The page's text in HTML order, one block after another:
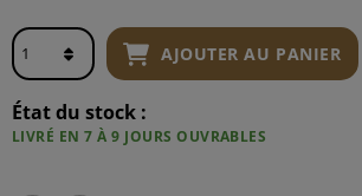
AJOUTER AU PANIER
État du stock :
LIVRÉ EN 7 À 9 JOURS OUVRABLES